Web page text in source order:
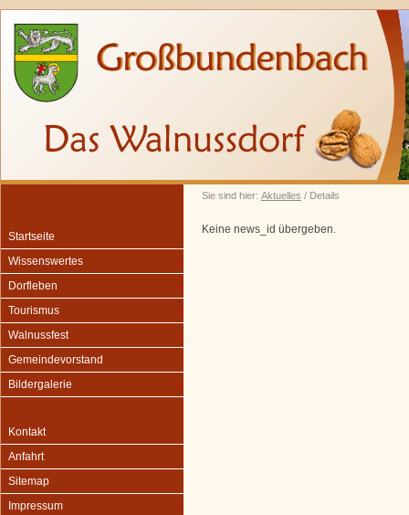
Sie sind hier: Aktuelles / Details
Startseite
Wissenswertes
Dorfleben
Tourismus
Walnussfest
Gemeindevorstand
Bildergalerie
Kontakt
Anfahrt
Sitemap
Impressum
Keine news_id übergeben.